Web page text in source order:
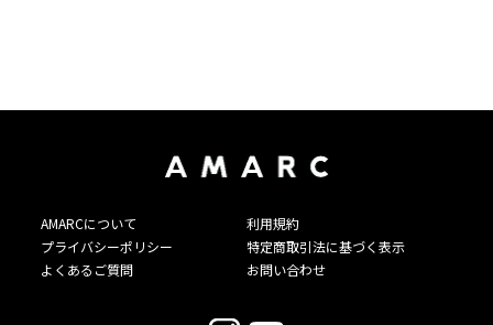
AMARCについて
利用規約
プライバシーポリシー
特定商取引法に基づく表示
よくあるご質問
お問い合わせ